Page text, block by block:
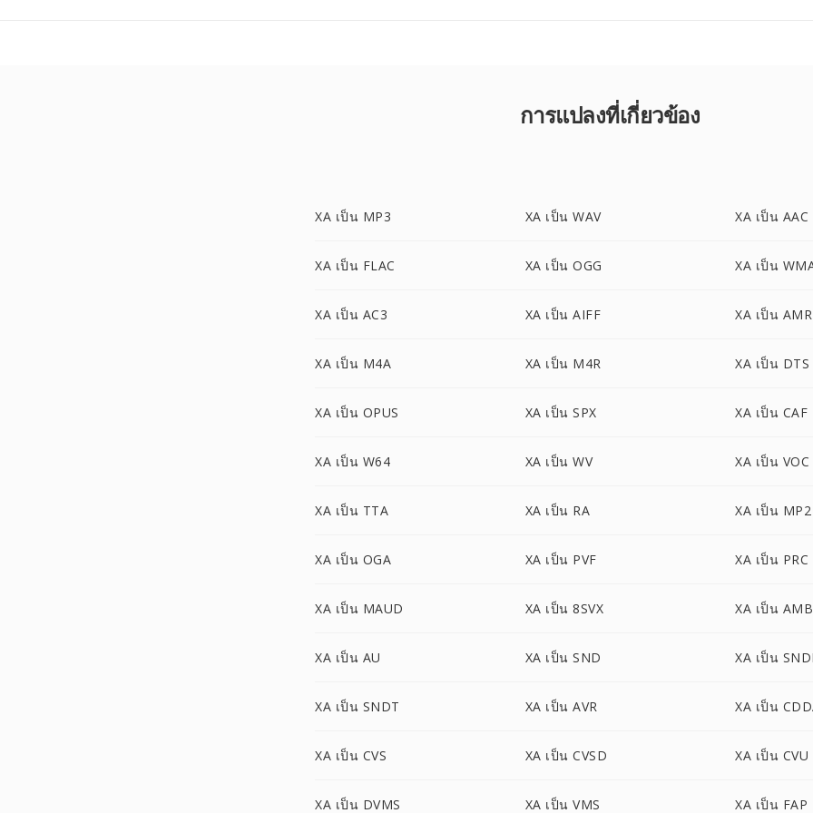
การแปลงที่เกี่ยวข้อง
XA เป็น MP3 XA เป็น WAV XA เป็น AAC
XA เป็น FLAC XA เป็น OGG XA เป็น
XA เป็น AC3 XA เป็น AIFF XA เป็น AMR
XA เป็น M4A XA เป็น M4R XA เป็น DTS
XA เป็น OPUS XA เป็น SPX XA เป็น CAF
XA เป็น W64 XA เป็น WV XA เป็น VOC
XA เป็น TTA XA เป็น RA XA เป็น MP2
XA เป็น OGA XA เป็น PVF XA เป็น PRC
XA เป็น MAUD XA เป็น 8SVX XA เป็น AMB
XA เป็น AU XA เป็น SND XA เป็น
XA เป็น SNDT XA เป็น AVR XA เป็น
XA เป็น CVS XA เป็น CVSD XA เป็น CVU
XA เป็น DVMS XA เป็น VMS XA เป็น FAP